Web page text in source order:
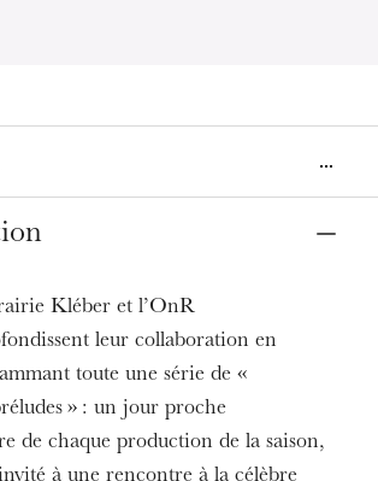
07juin 2024 18:00
Kléber et l’OnR
leur collaboration en
toute une série de «
» : un jour proche
de chaque production de la saison,